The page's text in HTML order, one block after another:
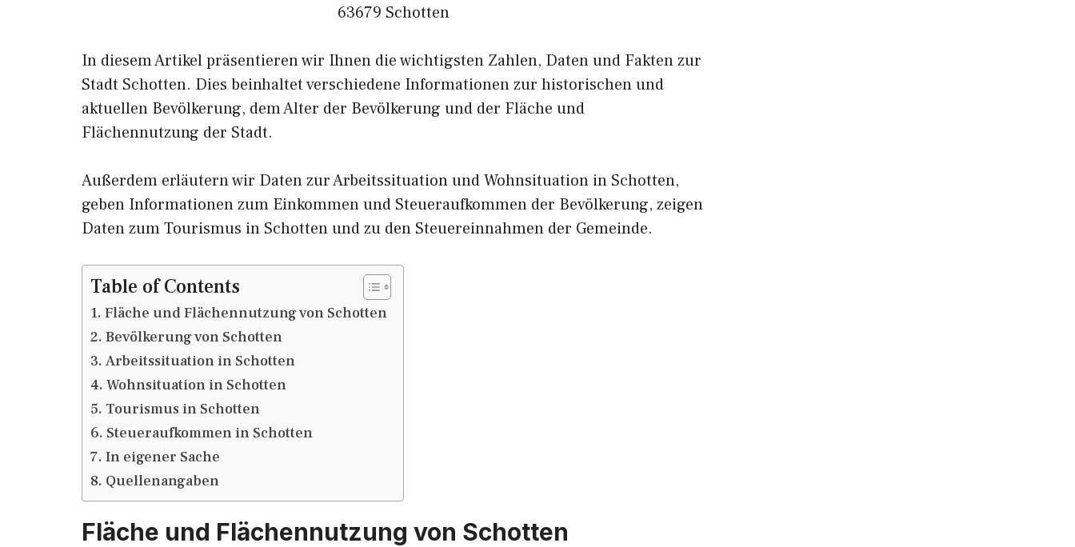
63679 Schotten
In diesem Artikel präsentieren wir Ihnen die wichtigsten Zahlen, Daten und Fakten zur
Stadt Schotten. Dies beinhaltet verschiedene Informationen zur historischen und
aktuellen Bevölkerung, dem Alter der Bevölkerung und der Fläche und
Flächennutzung der Stadt.
Außerdem erläutern wir Daten zur Arbeitssituation und Wohnsituation in Schotten,
geben Informationen zum Einkommen und Steueraufkommen der Bevölkerung, zeigen
Daten zum Tourismus in Schotten und zu den Steuereinnahmen der Gemeinde.
Table of Contents
Fläche und Flächennutzung von Schotten
Bevölkerung von Schotten
Arbeitssituation in Schotten
Wohnsituation in Schotten
Tourismus in Schotten
Steueraufkommen in Schotten
In eigener Sache
Quellenangaben
Fläche und Flächennutzung von Schotten